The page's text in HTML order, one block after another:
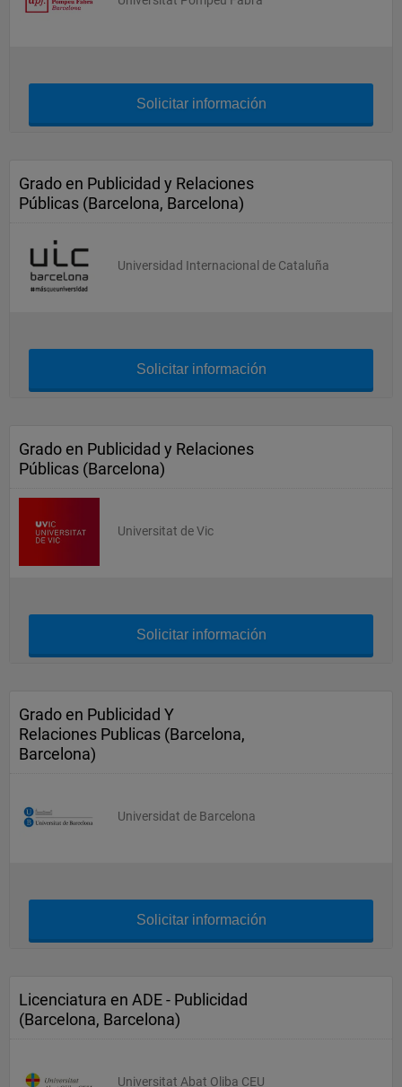
Solicitar información
Grado en Publicidad y Relaciones
Públicas (Barcelona, Barcelona)
Universidad Internacional de Cataluña
Solicitar información
Grado en Publicidad y Relaciones
Públicas (Barcelona)
Universitat de Vic
Solicitar información
Grado en Publicidad Y
Relaciones Publicas (Barcelona,
Barcelona)
Universidat de Barcelona
Solicitar información
Licenciatura en ADE - Publicidad
(Barcelona, Barcelona)
Universitat Abat Oliba CEU